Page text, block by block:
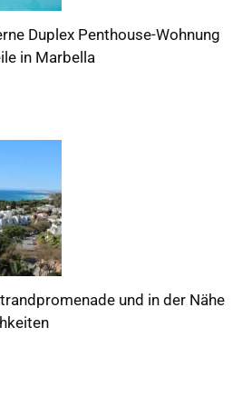
Duplex Penthouse-Wohnung
in Marbella
und in der Nähe